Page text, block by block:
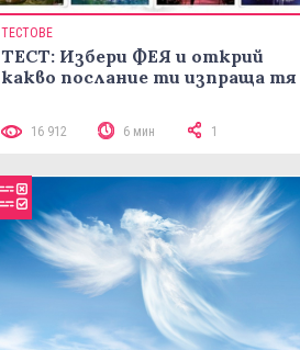
ТЕСТОВЕ
ТЕСТ: Избери ФЕЯ и открий
какво послание ти изпраща тя
16 912 6 мин 1